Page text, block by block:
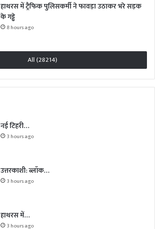
हाथरस में ट्रैफिक पुलिसकर्मी ने फावड़ा उठाकर भरे सड़क
के गड्ढे
8 hours ago
All (28214)
नई टिहरी…
3 hours ago
उत्तरकाशी: ब्लॉक…
3 hours ago
हाथरस में…
3 hours ago